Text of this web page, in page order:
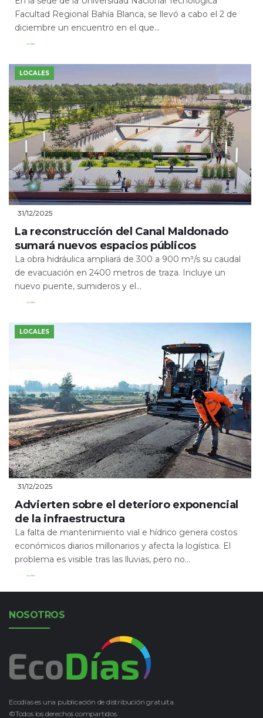
Facultad Regional Bahía Blanca, se llevó a cabo el 2 de
diciembre un encuentro en el que...
Leer Más
LOCALES
31/12/2025
La reconstrucción del Canal Maldonado
sumará nuevos espacios públicos
La obra hidráulica ampliará de 300 a 900 m³/s su caudal
de evacuación en 2400 metros de traza. Incluye un
nuevo puente, sumideros y el...
Leer Más
LOCALES
31/12/2025
Advierten sobre el deterioro exponencial
de la infraestructura
La falta de mantenimiento vial e hídrico genera costos
económicos diarios millonarios y afecta la logística. El
problema es visible tras las lluvias, pero no...
Leer Más
NOSOTROS
Ecodías es una publicación de distribución gratuita.
©Todos los derechos compartidos.